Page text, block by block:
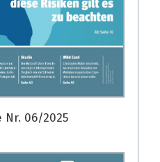
Nr. 06/2025